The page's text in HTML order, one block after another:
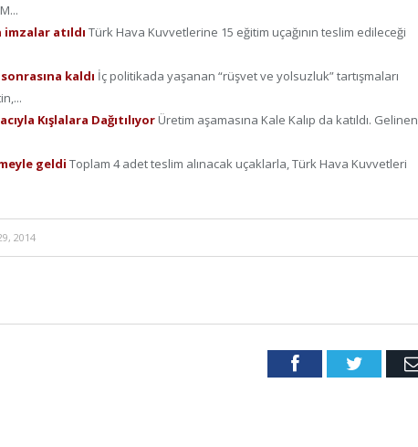
atıldı Türk Hava Kuvvetlerine 15 eğitim uçağının teslim edileceği
kaldı İç politikada yaşanan “rüşvet ve yolsuzluk” tartışmaları
Kışlalara Dağıtılıyor Üre­tim aşa­ma­sı­na Ka­le Ka­lıp da ka­tıl­dı. Ge­li­nen
geldi Toplam 4 adet teslim alınacak uçaklarla, Türk Hava Kuvvetleri
2014
FacebookTwitter